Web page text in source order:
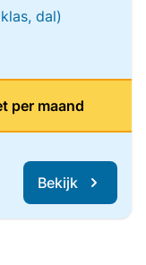
dal)
per maand
Bekijk